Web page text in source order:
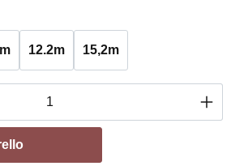
12.2m 15,2m
inserisci la quantità